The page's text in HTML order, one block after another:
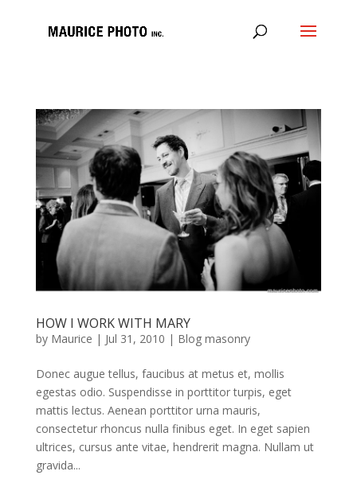
HOW I WORK WITH MARY
by Maurice | Jul 31, 2010 | Blog masonry
Donec augue tellus, faucibus at metus et, mollis
egestas odio. Suspendisse in porttitor turpis, eget
mattis lectus. Aenean porttitor urna mauris,
consectetur rhoncus nulla finibus eget. In eget sapien
ultrices, cursus ante vitae, hendrerit magna. Nullam ut
gravida...